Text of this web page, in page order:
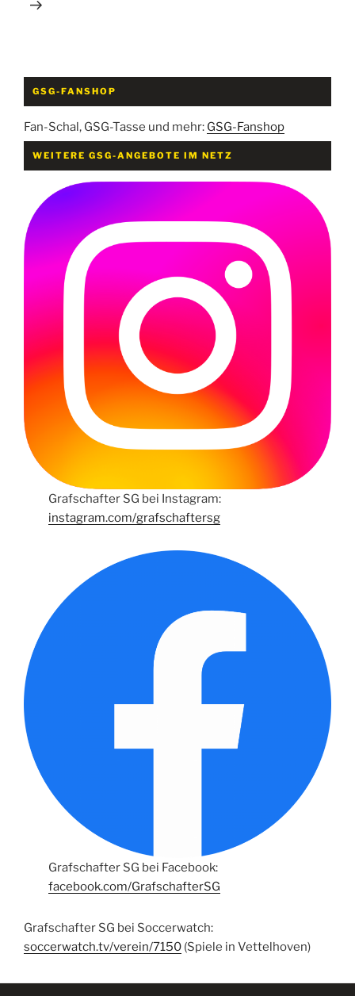
GSG-FANSHOP
Fan-Schal, GSG-Tasse und mehr: GSG-Fanshop
WEITERE GSG-ANGEBOTE IM NETZ
Grafschafter SG bei Instagram:
instagram.com/grafschaftersg
Grafschafter SG bei Facebook:
facebook.com/GrafschafterSG
Grafschafter SG bei Soccerwatch:
soccerwatch.tv/verein/7150 (Spiele in Vettelhoven)